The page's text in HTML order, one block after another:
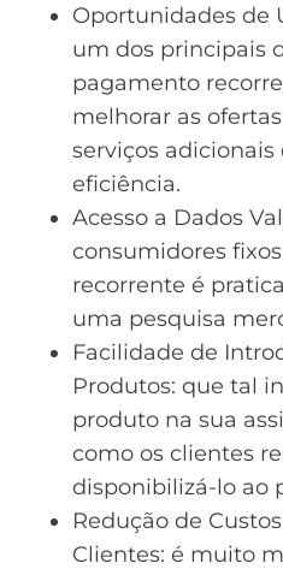
Oportunidades de
um dos principais
pagamento
melhorar as
serviços
eficiência.
Acesso a Dados
consumidores
recorrente é
uma pesquisa
Facilidade de
Produtos: que tal
produto na sua
como os clientes
disponibilizá-lo ao
Redução de
Clientes: é muito